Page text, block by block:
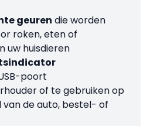
geuren die worden
roken, eten of
uw huisdieren
poort
of te gebruiken op
de auto, bestel- of